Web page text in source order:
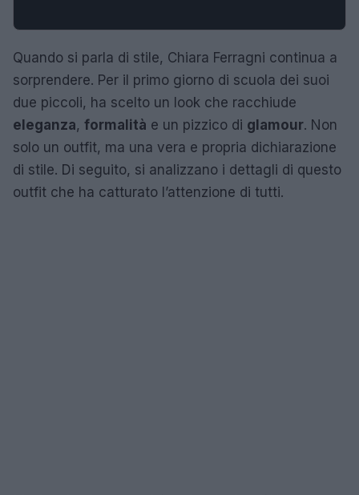
Quando si parla di stile, Chiara Ferragni continua a
sorprendere. Per il primo giorno di scuola dei suoi
due piccoli, ha scelto un look che racchiude
eleganza, formalità e un pizzico di glamour. Non
solo un outfit, ma una vera e propria dichiarazione
di stile. Di seguito, si analizzano i dettagli di questo
outfit che ha catturato l’attenzione di tutti.